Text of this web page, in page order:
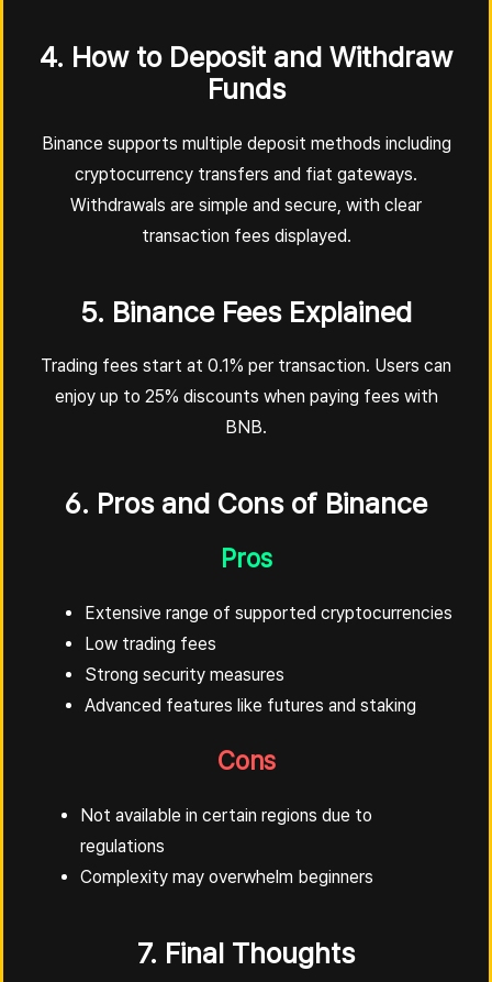
4. How to Deposit and Withdraw
Funds
Binance supports multiple deposit methods including
cryptocurrency transfers and fiat gateways.
Withdrawals are simple and secure, with clear
transaction fees displayed.
5. Binance Fees Explained
Trading fees start at 0.1% per transaction. Users can
enjoy up to 25% discounts when paying fees with
BNB.
6. Pros and Cons of Binance
Pros
Extensive range of supported cryptocurrencies
Low trading fees
Strong security measures
Advanced features like futures and staking
Cons
Not available in certain regions due to
regulations
Complexity may overwhelm beginners
7. Final Thoughts